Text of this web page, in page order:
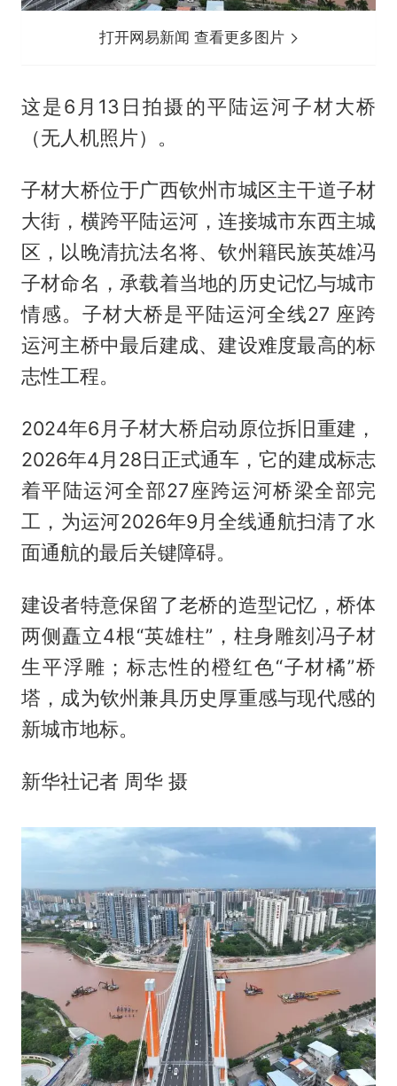
打开网易新闻 查看更多图片
这是6月13日拍摄的平陆运河子材大桥
（无人机照片）。
子材大桥位于广西钦州市城区主干道子材
大街，横跨平陆运河，连接城市东西主城
区，以晚清抗法名将、钦州籍民族英雄冯
子材命名，承载着当地的历史记忆与城市
情感。子材大桥是平陆运河全线27 座跨
运河主桥中最后建成、建设难度最高的标
志性工程。
2024年6月子材大桥启动原位拆旧重建，
2026年4月28日正式通车，它的建成标志
着平陆运河全部27座跨运河桥梁全部完
工，为运河2026年9月全线通航扫清了水
面通航的最后关键障碍。
建设者特意保留了老桥的造型记忆，桥体
两侧矗立4根“英雄柱”，柱身雕刻冯子材
生平浮雕；标志性的橙红色“子材橘”桥
塔，成为钦州兼具历史厚重感与现代感的
新城市地标。
新华社记者 周华 摄